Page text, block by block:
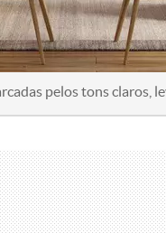
pelos tons claros,